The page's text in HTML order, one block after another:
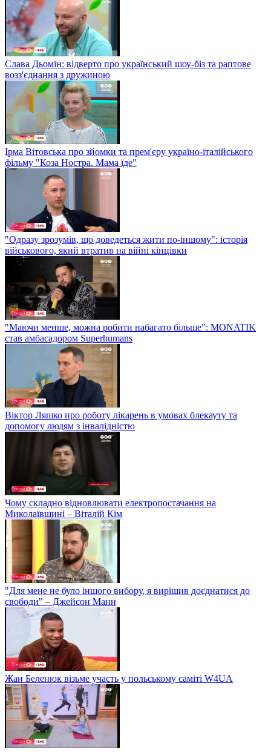
Слава Дьомін: відверто про український шоу-біз та раптове
возз'єднання з дружиною
Ірма Вітовська про зйомки та прем'єру україно-італійського
фільму "Коза Ностра. Мама їде"
"Одразу зрозумів, що доведеться жити по-іншому": історія
військового, який втратив на війні кінцівки
"Маючи менше, можна робити набагато більше": MONATIK
став амбасадором Superhumans
Віктор Ляшко про роботу лікарень в умовах блекауту та
допомогу людям з інвалідністю
Чому складно відновлювати електропостачання на
Миколаївщині – Віталій Кім
"Для мене не було іншого вибору, я вирішив доєднатися до
свободи" – Джейсон Манн
Жан Беленюк візьме участь у польському саміті W4UA